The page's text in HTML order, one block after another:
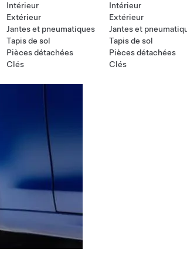
Intérieur
Extérieur
Jantes et pneumatiques
Tapis de sol
Pièces détachées
Clés
Intérieur
Extérieur
Jantes et
Tapis de sol
Pièces détachées
Clés